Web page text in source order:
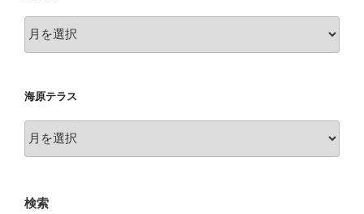
原
海原テラス
原
ス
検索